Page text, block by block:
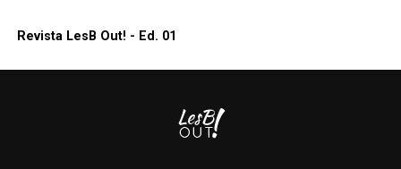
Revista LesB Out! - Ed. 01